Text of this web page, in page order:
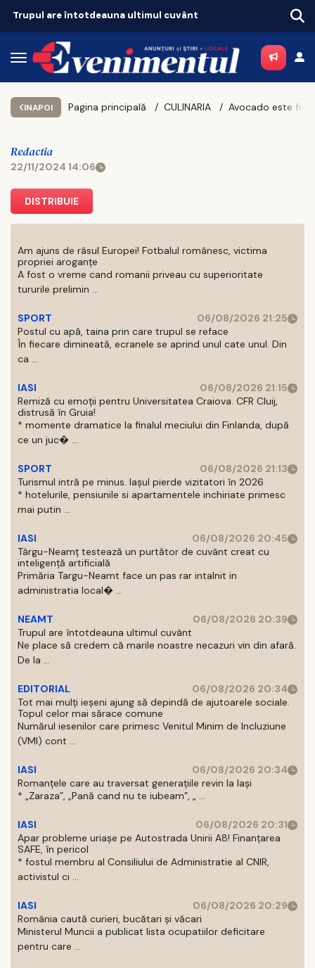
INAPOI Pagina principală CULINARIA
Redactia
22/11/2024 14:06
DISTRIBUIE
Am ajuns de râsul Europei! Fotbalul românesc, victima
propriei aroganțe
A fost o vreme cand romanii priveau cu superioritate
tururile prelimin ...
SPORT
06/08/2026 21:25
Postul cu apă, taina prin care trupul se reface
În fiecare dimineată, ecranele se aprind unul cate unul. Din
ca ...
IASI
06/08/2026 21:15
Remiză cu emoții pentru Universitatea Craiova. CFR Cluij,
distrusă în Gruia!
* momente dramatice la finalul meciului din Finlanda, după
ce un juc� ...
SPORT
06/08/2026 21:13
Turismul intră pe minus. Iașul pierde vizitatori în 2026
* hotelurile, pensiunile si apartamentele inchiriate primesc
mai putin ...
IASI
06/08/2026 20:45
Târgu-Neamț testează un purtător de cuvânt creat cu
inteligență artificială
Primăria Targu-Neamt face un pas rar intalnit in
administratia local� ...
NEAMT
06/08/2026 20:39
Trupul are întotdeauna ultimul cuvânt
Ne place să credem că marile noastre necazuri vin din afară.
De la ...
EDITORIAL
06/08/2026 20:34
Tot mai mulți ieșeni ajung să depindă de ajutoarele sociale.
Topul celor mai sărace comune
Numărul iesenilor care primesc Venitul Minim de Incluziune
(VMI) cont ...
IASI
06/08/2026 20:34
Romanțele care au traversat generațiile revin la Iași
* „Zaraza”, „Pană cand nu te iubeam”, „ ...
IASI
06/08/2026 20:31
Apar probleme uriașe pe Autostrada Unirii A8! Finanțarea
SAFE, în pericol
* fostul membru al Consiliului de Administratie al CNIR,
activistul ci ...
IASI
06/08/2026 20:29
România caută curieri, bucătari și văcari
Ministerul Muncii a publicat lista ocupatiilor deficitare
pentru care ...